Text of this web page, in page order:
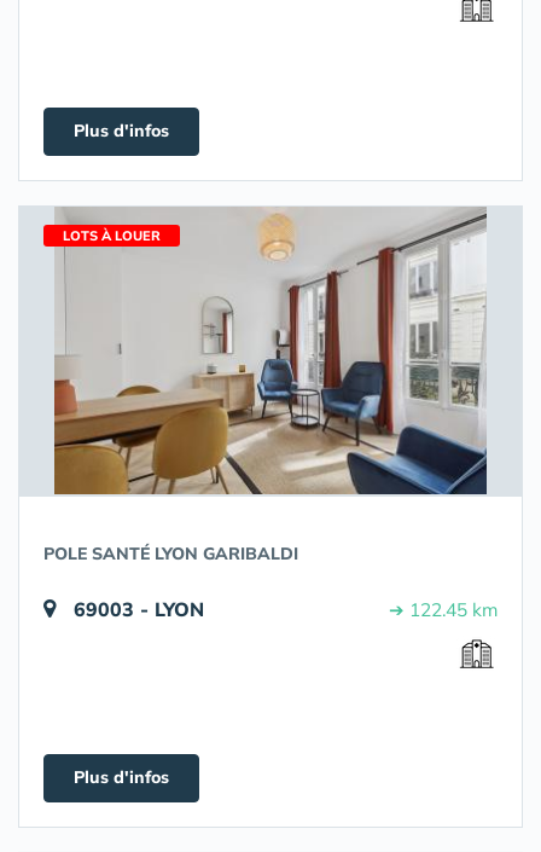
Plus d'infos
LOTS À LOUER
POLE SANTÉ LYON GARIBALDI
69003 - LYON ➔ 122.45 km
Plus d'infos